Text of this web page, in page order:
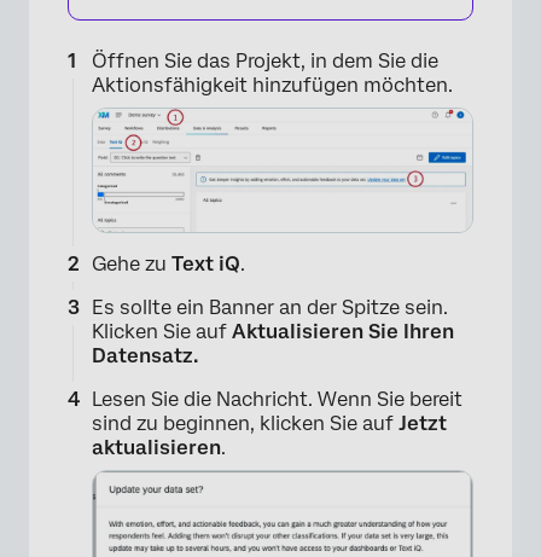
Öffnen Sie das Projekt, in dem Sie die
Aktionsfähigkeit hinzufügen möchten.
Gehe zu Text iQ.
Es sollte ein Banner an der Spitze sein.
Klicken Sie auf Aktualisieren Sie Ihren
Datensatz.
Lesen Sie die Nachricht. Wenn Sie bereit
sind zu beginnen, klicken Sie auf Jetzt
aktualisieren.